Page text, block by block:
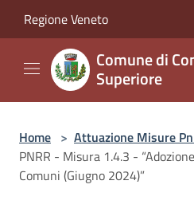
Regione Veneto
Comune di
Superiore
Home > Attuazione Misure
PNRR - Misura 1.4.3 -
Comuni (Giugno 2024)”